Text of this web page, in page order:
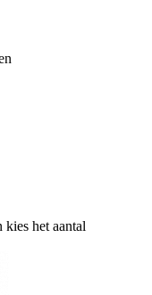
het aantal